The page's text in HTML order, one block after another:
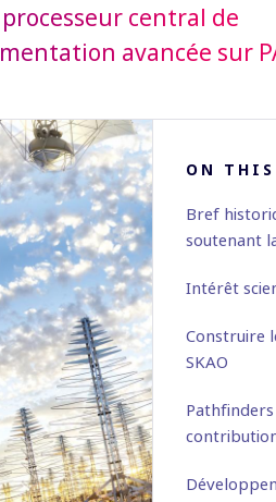
central de
avancée sur
ON THIS
Bref
soutenant
Intérêt
Construire
SKAO